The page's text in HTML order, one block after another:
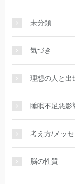
未分類
気づき
理想の人と出
睡眠不足悪影
考え方/メッ
脳の性質